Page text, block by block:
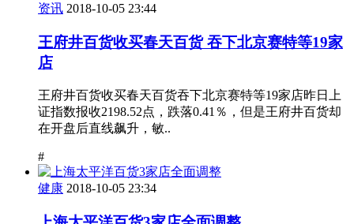
资讯 2018-10-05 23:44
王府井百货收买春天百货 吞下北京赛特等19家
店
王府井百货收买春天百货吞下北京赛特等19家店昨日上
证指数报收2198.52点，跌落0.41％，但是王府井百货却
在开盘后直线飙升，敏..
#
健康 2018-10-05 23:34